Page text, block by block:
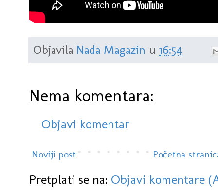
Objavila Nada Magazin u 16:54
Nema komentara:
Objavi komentar
Noviji post Početna
Pretplati se na: Objavi komentare